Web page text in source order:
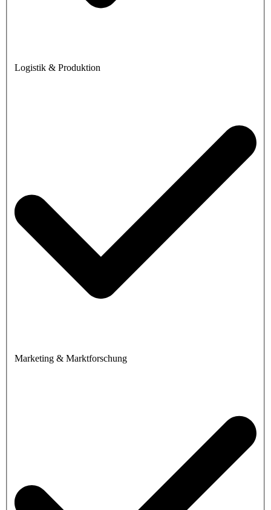
Logistik & Produktion
Marketing & Marktforschung